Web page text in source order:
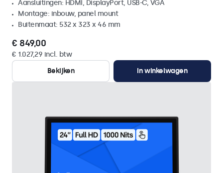
Aansluitingen: HDMI, DisplayPort, USB-C, VGA
Montage: inbouw, panel mount
Buitenmaat: 532 x 323 x 46 mm
€ 849,00
€ 1.027,29 incl. btw
Bekijken
In winkelwagen